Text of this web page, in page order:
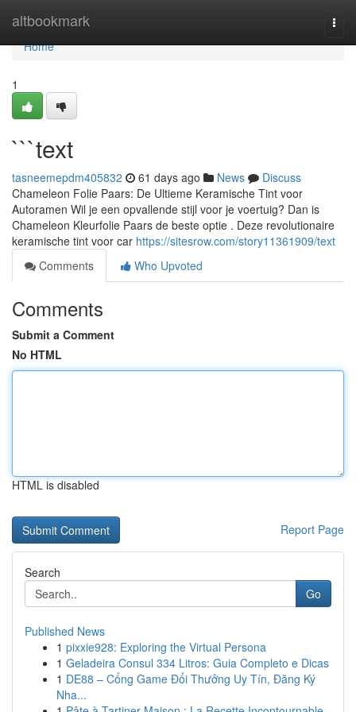
altbookmark
Home
Home
1
```text
tasneemepdm405832 61 days ago News
Discuss
Chameleon Folie Paars: De Ultieme Keramische Tint voor
Autoramen Wil je een opvallende stijl voor je voertuig? Dan is
Chameleon Kleurfolie Paars de beste optie . Deze revolutionaire
keramische tint voor car https://sitesrow.com/story11361909/text
Comments
Who Upvoted
Comments
Submit a Comment
No HTML
HTML is disabled
Report Page
Search
Go
Published News
1 pixxie928: Exploring the Virtual Persona
1 Geladeira Consul 334 Litros: Guia Completo e Dicas
1 DE88 – Cổng Game Đổi Thưởng Uy Tín, Đăng Ký
Nha...